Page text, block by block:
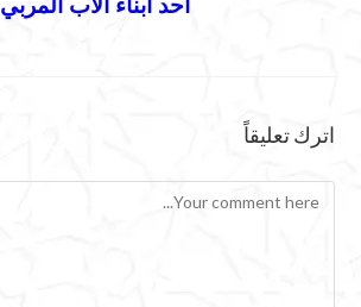
أحد أبناء الأب المربي
اترك تعليقاً